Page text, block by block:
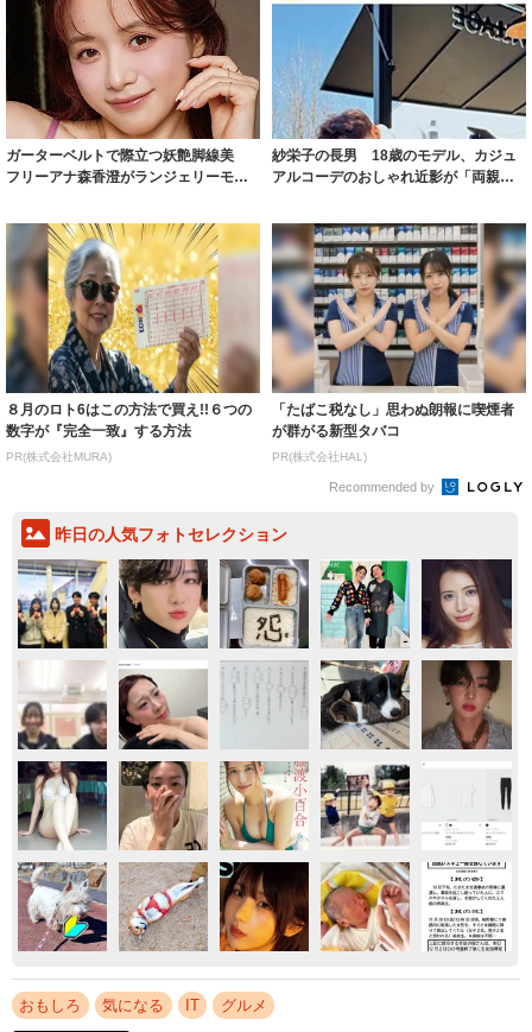
ガーターベルトで際立つ妖艶脚線美
フリーアナ森香澄がランジェリーモデ
紗栄子の長男 18歳のモデル、カジュ
アルコーデのおしゃれ近影が「両親の
８月のロト6はこの方法で買え!!６つの
数字が『完全一致』する方法
PR(株式会社MURA)
「たばこ税なし」思わぬ朗報に喫煙者
が群がる新型タバコ
PR(株式会社HAL)
Recommended by
昨日の人気フォトセレクション
おもしろ 気になる IT グルメ